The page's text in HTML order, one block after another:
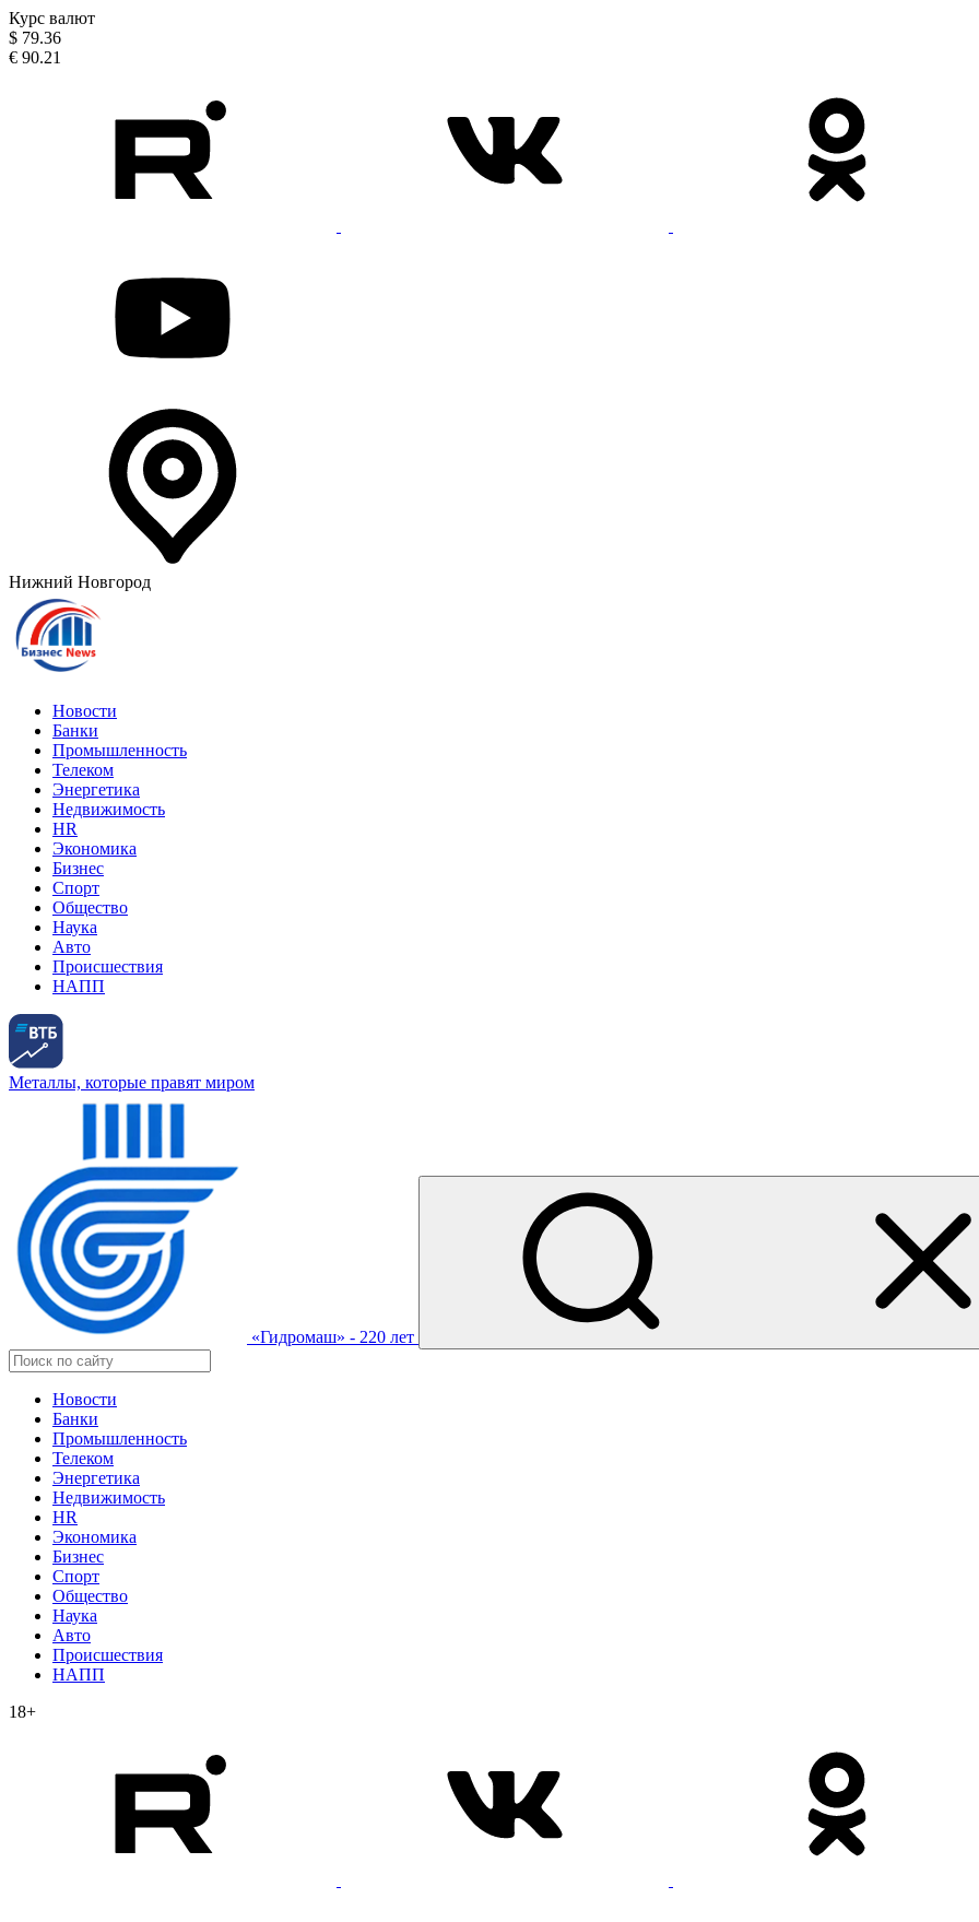
Курс валют
$ 79.36
€ 90.21
Нижний Новгород
Новости
Банки
Промышленность
Телеком
Энергетика
Недвижимость
HR
Экономика
Бизнес
Спорт
Общество
Наука
Авто
Происшествия
НАПП
Металлы, которые правят миром
«Гидромаш» - 220 лет
Новости
Банки
Промышленность
Телеком
Энергетика
Недвижимость
HR
Экономика
Бизнес
Спорт
Общество
Наука
Авто
Происшествия
НАПП
18+